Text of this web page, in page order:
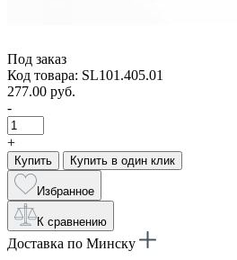
Под заказ
Код товара: SL101.405.01
277.00 руб.
-
+
Купить Купить в один клик
Избранное
К сравнению
Доставка по Минску